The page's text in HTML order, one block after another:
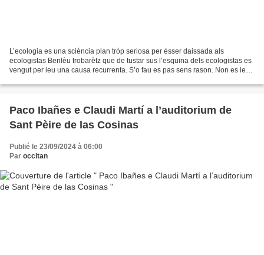
L’ecologia es una sciéncia plan tròp seriosa per èsser daissada als
ecologistas Benlèu trobarètz que de tustar sus l’esquina dels ecologistas es
vengut per ieu una causa recurrenta. S’o fau es pas sens rason. Non es ieu
Paco Ibañes e Claudi Martí a l’auditorium de
Sant Pèire de las Cosinas
Publié le 23/09/2024 à 06:00
Par occitan